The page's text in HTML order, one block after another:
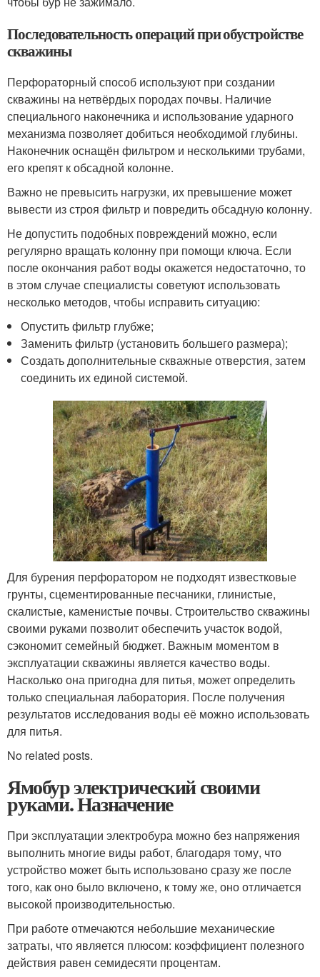
Последовательность операций при обустройстве
скважины
Перфораторный способ используют при создании
скважины на нетвёрдых породах почвы. Наличие
специального наконечника и использование ударного
механизма позволяет добиться необходимой глубины.
Наконечник оснащён фильтром и несколькими трубами,
его крепят к обсадной колонне.
Важно не превысить нагрузки, их превышение может
вывести из строя фильтр и повредить обсадную колонну.
Не допустить подобных повреждений можно, если
регулярно вращать колонну при помощи ключа. Если
после окончания работ воды окажется недостаточно, то
в этом случае специалисты советуют использовать
несколько методов, чтобы исправить ситуацию:
Опустить фильтр глубже;
Заменить фильтр (установить большего размера);
Создать дополнительные скважные отверстия, затем
соединить их единой системой.
Для бурения перфоратором не подходят известковые
грунты, сцементированные песчаники, глинистые,
скалистые, каменистые почвы. Строительство скважины
своими руками позволит обеспечить участок водой,
сэкономит семейный бюджет. Важным моментом в
эксплуатации скважины является качество воды.
Насколько она пригодна для питья, может определить
только специальная лаборатория. После получения
результатов исследования воды её можно использовать
для питья.
No related posts.
Ямобур электрический своими
руками. Назначение
При эксплуатации электробура можно без напряжения
выполнить многие виды работ, благодаря тому, что
устройство может быть использовано сразу же после
того, как оно было включено, к тому же, оно отличается
высокой производительностью.
При работе отмечаются небольшие механические
затраты, что является плюсом: коэффициент полезного
действия равен семидесяти процентам.